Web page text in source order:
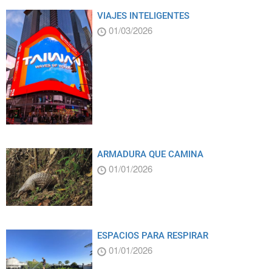
VIAJES INTELIGENTES
01/03/2026
ARMADURA QUE CAMINA
01/01/2026
ESPACIOS PARA RESPIRAR
01/01/2026